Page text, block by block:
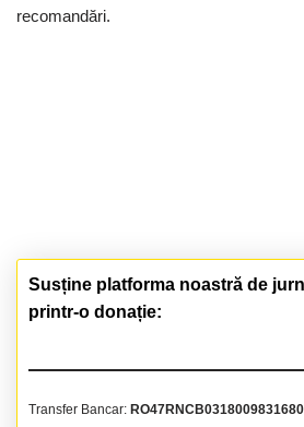
recomandări.
Susține platforma noastră de
printr-o donație:
Transfer Bancar: